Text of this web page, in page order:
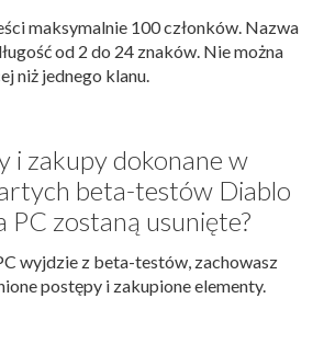
maksymalnie 100 członków. Nazwa
od 2 do 24 znaków. Nie można
niż jednego klanu.
i zakupy dokonane w
beta-testów Diablo
PC zostaną usunięte?
wyjdzie z beta-testów, zachowasz
postępy i zakupione elementy.